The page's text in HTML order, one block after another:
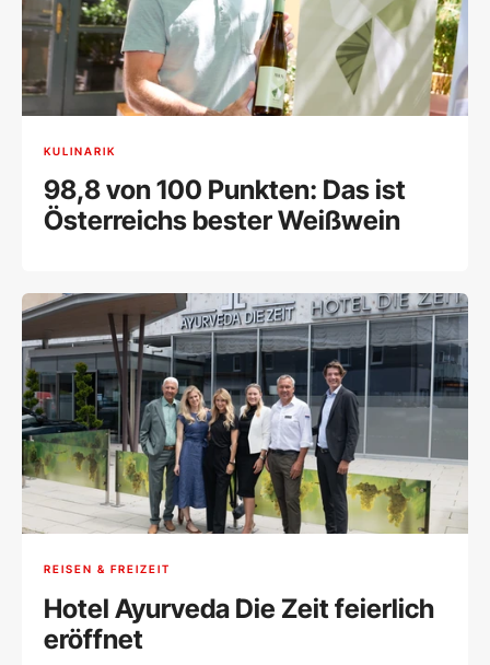
KULINARIK
98,8 von 100 Punkten: Das ist
Österreichs bester Weißwein
REISEN & FREIZEIT
Hotel Ayurveda Die Zeit feierlich
eröffnet